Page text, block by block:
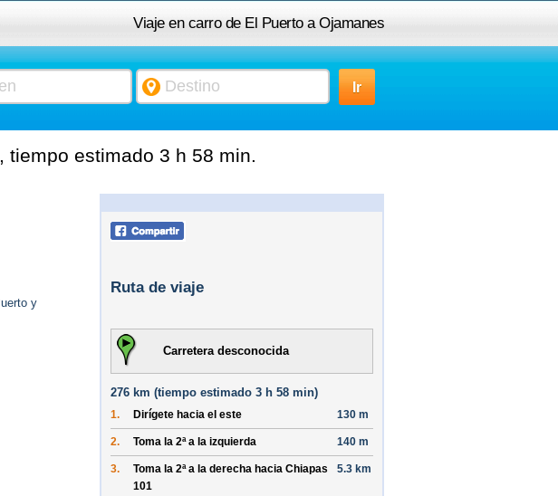
Viaje en carro de El Puerto a Ojamanes
tiempo estimado 3 h 58 min.
y
Ruta de viaje
Carretera desconocida
276 km (tiempo estimado 3 h 58 min)
1. Dirígete hacia el este 130 m
2. Toma la 2ª a la izquierda 140 m
3. Toma la 2ª a la derecha hacia Chiapas
101
5.3 km